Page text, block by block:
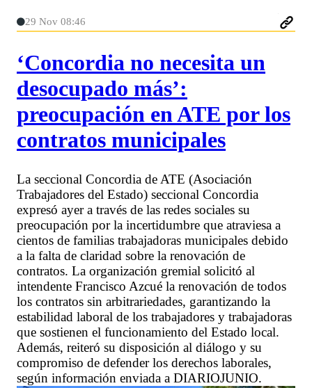
29 Nov 08:46
‘Concordia no necesita un
desocupado más’:
preocupación en ATE por los
contratos municipales
La seccional Concordia de ATE (Asociación
Trabajadores del Estado) seccional Concordia
expresó ayer a través de las redes sociales su
preocupación por la incertidumbre que atraviesa a
cientos de familias trabajadoras municipales debido
a la falta de claridad sobre la renovación de
contratos. La organización gremial solicitó al
intendente Francisco Azcué la renovación de todos
los contratos sin arbitrariedades, garantizando la
estabilidad laboral de los trabajadores y trabajadoras
que sostienen el funcionamiento del Estado local.
Además, reiteró su disposición al diálogo y su
compromiso de defender los derechos laborales,
según información enviada a DIARIOJUNIO.